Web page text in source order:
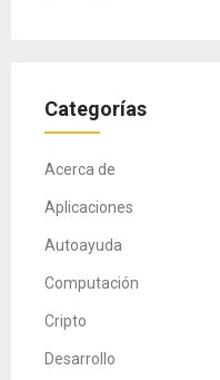
Categorías
Acerca de
Aplicaciones
Autoayuda
Computación
Cripto
Desarrollo